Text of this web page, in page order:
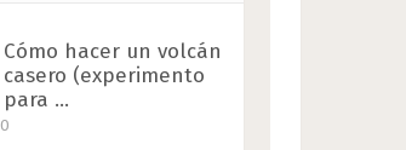
Cómo hacer un volcán
casero (experimento
para …
0